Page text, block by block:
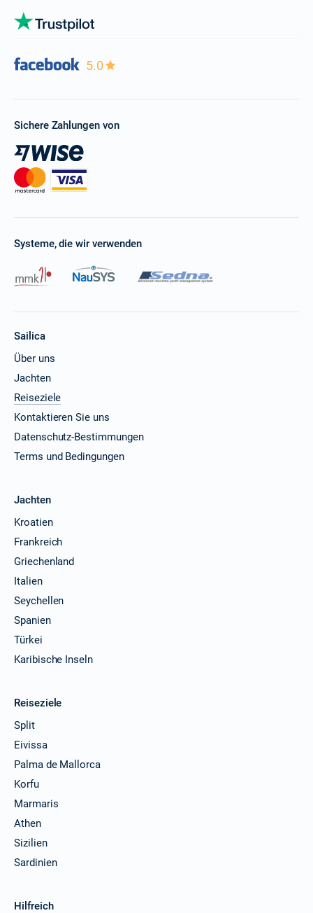
5.0
Sichere Zahlungen von
Systeme, die wir verwenden
Sailica
Über uns
Jachten
Reiseziele
Kontaktieren Sie uns
Datenschutz-Bestimmungen
Terms und Bedingungen
Jachten
Kroatien
Frankreich
Griechenland
Italien
Seychellen
Spanien
Türkei
Karibische Inseln
Reiseziele
Split
Eivissa
Palma de Mallorca
Korfu
Marmaris
Athen
Sizilien
Sardinien
Hilfreich